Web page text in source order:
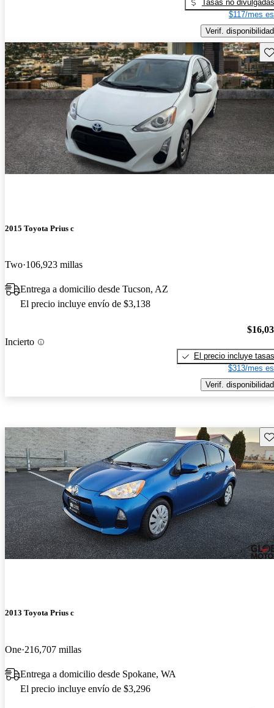
Tasas no divulgadas
$117/mes
Verif. disponibilidad
2015 Toyota Prius c
Two 106,923 millas
Entrega a domicilio desde Tucson, AZ
El precio incluye envío de $3,138
Incierto
El precio incluye tasas
$313/mes
Verif. disponibilidad
2013 Toyota Prius c
One 216,707 millas
Entrega a domicilio desde Spokane, WA
El precio incluye envío de $3,296